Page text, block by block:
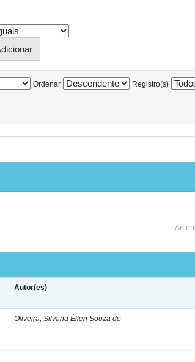
Ordenar Registro(s)
Autor(es)
Oliveira, Silvana Éllen Souza de